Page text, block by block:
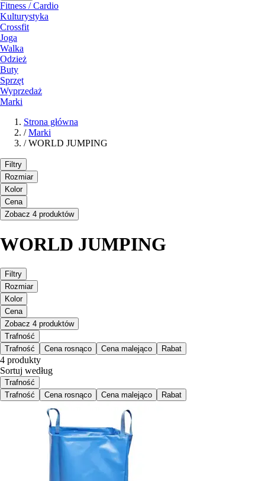
Fitness / Cardio
Kulturystyka
Crossfit
Joga
Walka
Odzież
Buty
Sprzęt
Wyprzedaż
Marki
Strona główna
/ Marki
/ WORLD JUMPING
Filtry
Rozmiar
Kolor
Cena
Zobacz 4 produktów
WORLD JUMPING
Filtry
Rozmiar
Kolor
Cena
Zobacz 4 produktów
Trafność
Trafność
Cena rosnąco Cena malejąco Rabat
4 produkty
Sortuj według
Trafność
Trafność
Cena rosnąco Cena malejąco Rabat